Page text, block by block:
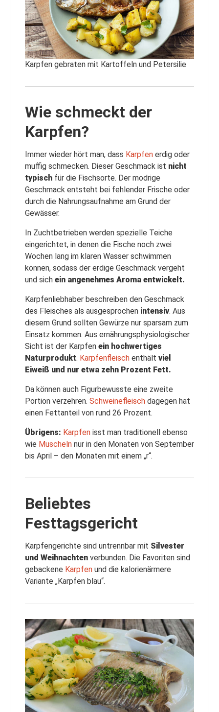
Karpfen gebraten mit Kartoffeln und Petersilie
Wie schmeckt der
Karpfen?
Immer wieder hört man, dass Karpfen erdig oder
muffig schmecken. Dieser Geschmack ist nicht
typisch für die Fischsorte. Der modrige
Geschmack entsteht bei fehlender Frische oder
durch die Nahrungsaufnahme am Grund der
Gewässer.
In Zuchtbetrieben werden spezielle Teiche
eingerichtet, in denen die Fische noch zwei
Wochen lang im klaren Wasser schwimmen
können, sodass der erdige Geschmack vergeht
und sich ein angenehmes Aroma entwickelt.
Karpfenliebhaber beschreiben den Geschmack
des Fleisches als ausgesprochen intensiv. Aus
diesem Grund sollten Gewürze nur sparsam zum
Einsatz kommen. Aus ernährungsphysiologischer
Sicht ist der Karpfen ein hochwertiges
Naturprodukt. Karpfenfleisch enthält viel
Eiweiß und nur etwa zehn Prozent Fett.
Da können auch Figurbewusste eine zweite
Portion verzehren. Schweinefleisch dagegen hat
einen Fettanteil von rund 26 Prozent.
Übrigens: Karpfen isst man traditionell ebenso
wie Muscheln nur in den Monaten von September
bis April – den Monaten mit einem „r“.
Beliebtes
Festtagsgericht
Karpfengerichte sind untrennbar mit Silvester
und Weihnachten verbunden. Die Favoriten sind
gebackene Karpfen und die kalorienärmere
Variante „Karpfen blau“.